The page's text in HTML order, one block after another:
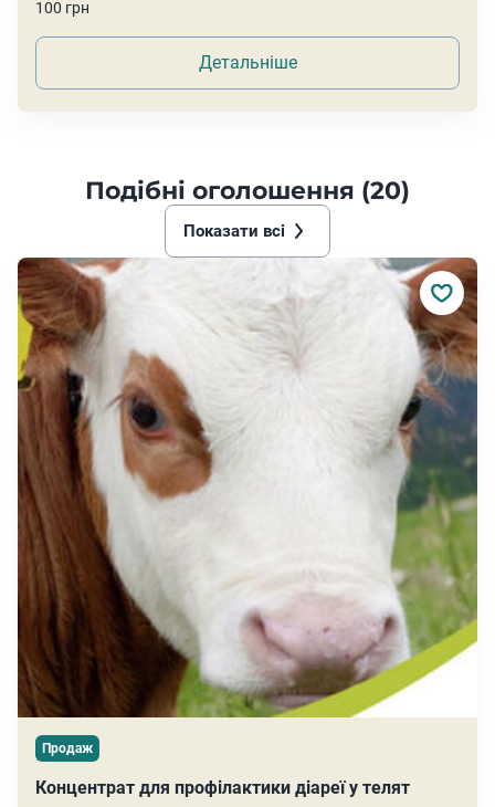
100 грн
Детальніше
Подібні оголошення (20)
Показати всі
Продаж
Концентрат для профілактики діареї у телят